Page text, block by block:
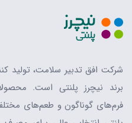
شرکت افق تدبیر سلامت،
برند نیچرز پلنتی است.
فرم‌های گوناگون و طعم‌های